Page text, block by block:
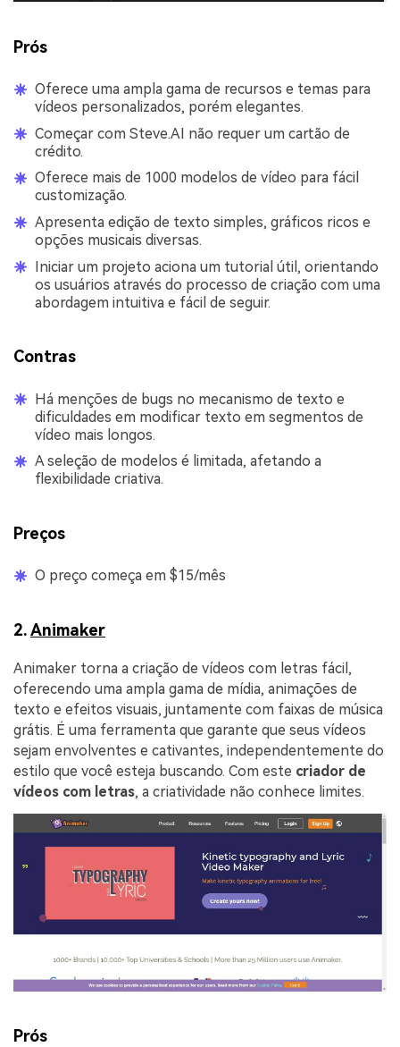
Prós
Oferece uma ampla gama de recursos e temas para
vídeos personalizados, porém elegantes.
Começar com Steve.AI não requer um cartão de
crédito.
Oferece mais de 1000 modelos de vídeo para fácil
customização.
Apresenta edição de texto simples, gráficos ricos e
opções musicais diversas.
Iniciar um projeto aciona um tutorial útil, orientando
os usuários através do processo de criação com uma
abordagem intuitiva e fácil de seguir.
Contras
Há menções de bugs no mecanismo de texto e
dificuldades em modificar texto em segmentos de
vídeo mais longos.
A seleção de modelos é limitada, afetando a
flexibilidade criativa.
Preços
O preço começa em $15/mês
2.Animaker
Animaker torna a criação de vídeos com letras fácil,
oferecendo uma ampla gama de mídia, animações de
texto e efeitos visuais, juntamente com faixas de música
grátis. É uma ferramenta que garante que seus vídeos
sejam envolventes e cativantes, independentemente do
estilo que você esteja buscando. Com este criador de
vídeos com letras, a criatividade não conhece limites.
Prós